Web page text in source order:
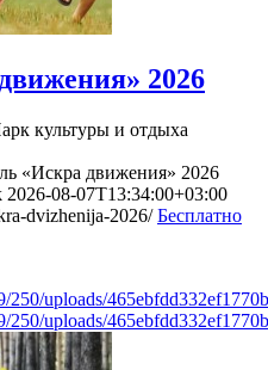
2026
культуры и отдыха
«Искра движения» 2026
2026-08-07T13:34:00+03:00
dvizhenija-2026/ Бесплатно
250/uploads/
250/uploads/